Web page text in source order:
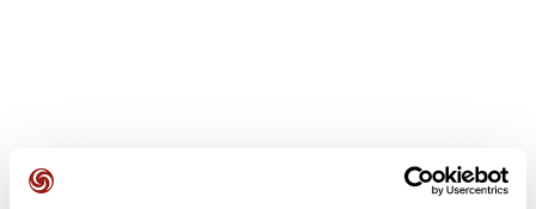
Opiniones de los usuarios